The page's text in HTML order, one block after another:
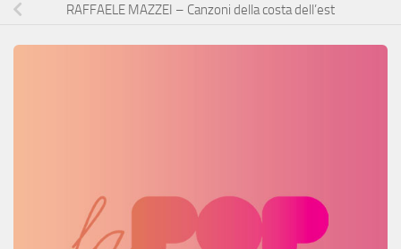
RAFFAELE MAZZEI – Canzoni della costa dell’est